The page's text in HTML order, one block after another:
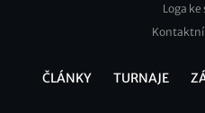
Loga
ČLÁNKY TURNAJE